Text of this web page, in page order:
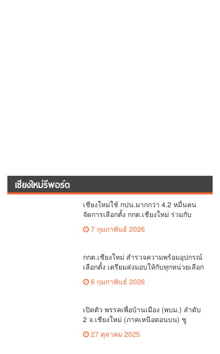
เชียงใหม่รีพอร์ต
เชียงใหม่ใช้ กปน.มากกว่า 4.2 หมื่นคน
จัดการเลือกตั้ง กกต.เชียงใหม่ ร่วมกับ
นายอำเภอหางดง ตรวจความเรียบร้อย
การมอบอุปกรณ์ บัตรเลือกตั้ง/ออกเสียง
7 กุมภาพันธ์ 2026
กกต.เชียงใหม่ สำรวจความพร้อมอุปกรณ์
เลือกตั้ง เตรียมส่งมอบให้กับทุกหน่วยเลือก
6 กุมภาพันธ์ 2026
เปิดตัว พรรคเพื่อบ้านเมือง (พบม.) ลำดับ
2 จ.เชียงใหม่ (ภาคเหนือตอนบน) ชู
นโยบาย ปลดหนี้ สร้างรายได้ ตั้งกองทุน
เกษตรกร สร้างสวัสดิการ-อาชีพที่มั่นคง
27 ตุลาคม 2025